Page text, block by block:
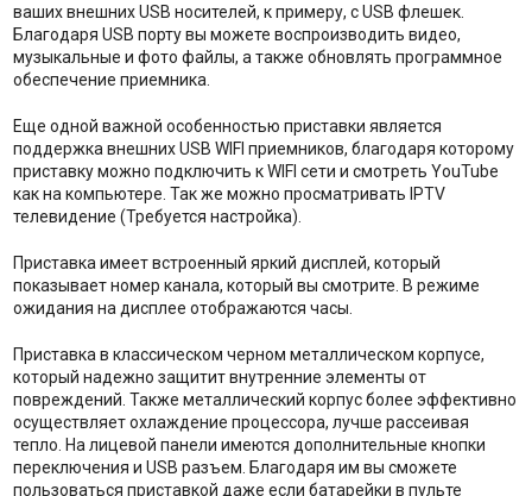
ваших внешних USB носителей, к примеру, с USB флешек.
Благодаря USB порту вы можете воспроизводить видео,
музыкальные и фото файлы, а также обновлять программное
обеспечение приемника.
Еще одной важной особенностью приставки является
поддержка внешних USB WIFI приемников, благодаря которому
приставку можно подключить к WIFI сети и смотреть YouTube
как на компьютере. Так же можно просматривать IPTV
телевидение (Требуется настройка).
Приставка имеет встроенный яркий дисплей, который
показывает номер канала, который вы смотрите. В режиме
ожидания на дисплее отображаются часы.
Приставка в классическом черном металлическом корпусе,
который надежно защитит внутренние элементы от
повреждений. Также металлический корпус более эффективно
осуществляет охлаждение процессора, лучше рассеивая
тепло. На лицевой панели имеются дополнительные кнопки
переключения и USB разъем. Благодаря им вы сможете
пользоваться приставкой даже если батарейки в пульте